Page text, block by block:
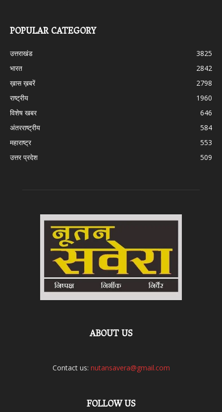
POPULAR CATEGORY
उत्तराखंड
3825
भारत
2842
ख़ास ख़बरें
2798
राष्ट्रीय
1960
विशेष खबर
646
अंतरराष्ट्रीय
584
महाराष्ट्र
553
उत्तर प्रदेश
509
ABOUT US
Contact us: nutansavera@gmail.com
FOLLOW US